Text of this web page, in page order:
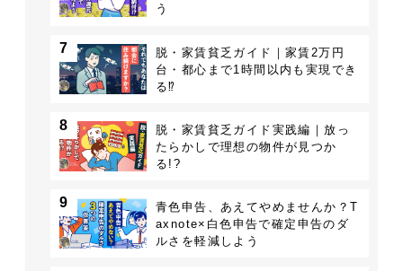
う
7
脱・家賃貧乏ガイド｜家賃2万円
台・都心まで1時間以内も実現でき
る⁉︎
8
脱・家賃貧乏ガイド実践編｜︎放っ
たらかしで理想の物件が見つか
る!?
9
青色申告、あえてやめませんか？T
axnote×白色申告で確定申告のダ
ルさを軽減しよう